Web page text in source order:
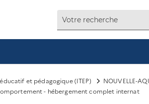
et pédagogique (ITEP) NOUVELLE-
- hébergement complet internat